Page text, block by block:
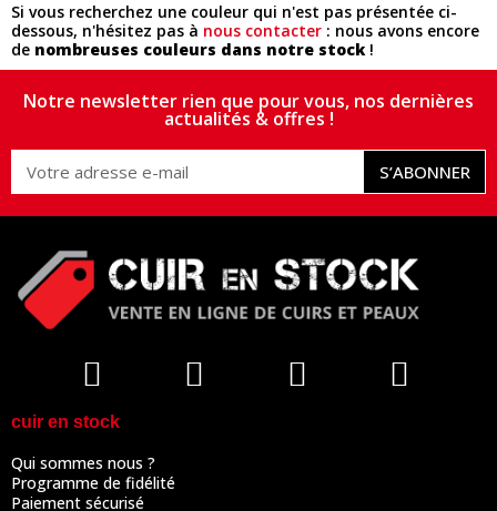
Si vous recherchez une couleur qui n'est pas présentée ci-
dessous, n'hésitez pas à nous contacter : nous avons encore
de nombreuses couleurs dans notre stock!
Notre newsletter rien que pour vous, nos dernières
actualités & offres !
S’ABONNER
cuir en stock
Qui sommes nous ?
Programme de fidélité
Paiement sécurisé